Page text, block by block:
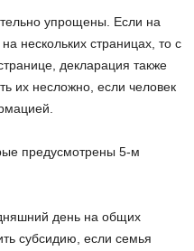
упрощены. Если на
нескольких страницах, то с
декларация также
их несложно, если человек
предусмотрены 5-м
день на общих
субсидию, если семья